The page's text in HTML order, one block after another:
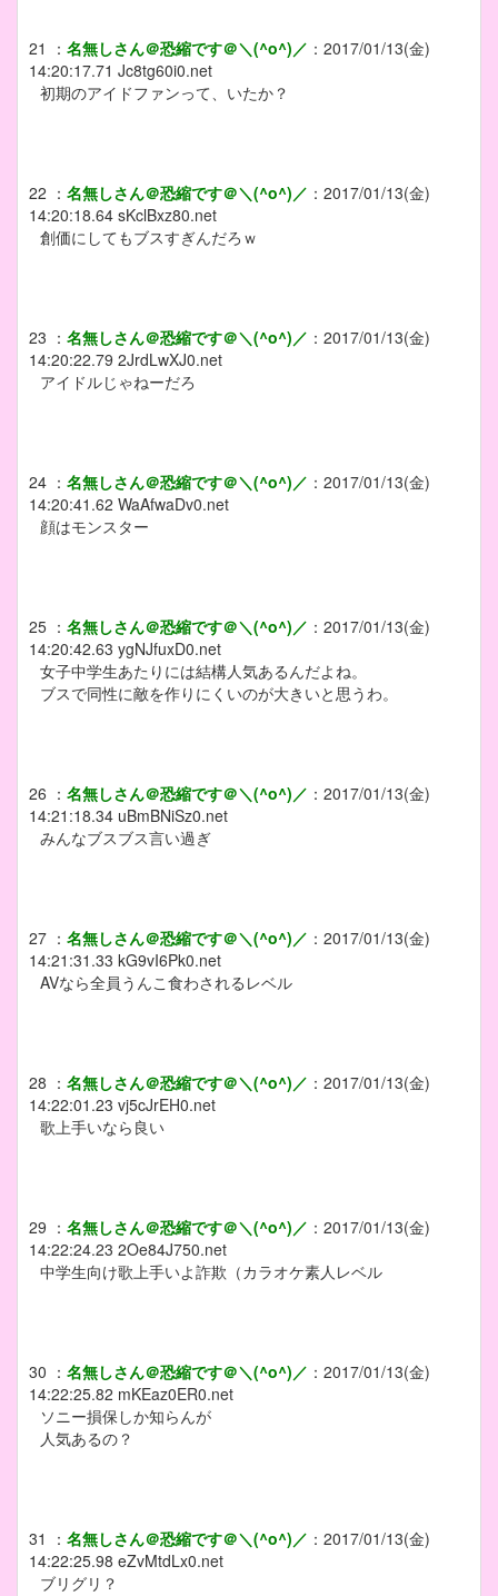
21 ： 名無しさん＠恐縮です＠＼(^o^)／ ： 2017/01/13(金)
14:20:17.71 Jc8tg60i0.net
初期のアイドファンって、いたか？
22 ： 名無しさん＠恐縮です＠＼(^o^)／ ： 2017/01/13(金)
14:20:18.64 sKclBxz80.net
創価にしてもブスすぎんだろｗ
23 ： 名無しさん＠恐縮です＠＼(^o^)／ ： 2017/01/13(金)
14:20:22.79 2JrdLwXJ0.net
アイドルじゃねーだろ
24 ： 名無しさん＠恐縮です＠＼(^o^)／ ： 2017/01/13(金)
14:20:41.62 WaAfwaDv0.net
顔はモンスター
25 ： 名無しさん＠恐縮です＠＼(^o^)／ ： 2017/01/13(金)
14:20:42.63 ygNJfuxD0.net
女子中学生あたりには結構人気あるんだよね。
ブスで同性に敵を作りにくいのが大きいと思うわ。
26 ： 名無しさん＠恐縮です＠＼(^o^)／ ： 2017/01/13(金)
14:21:18.34 uBmBNiSz0.net
みんなブスブス言い過ぎ
27 ： 名無しさん＠恐縮です＠＼(^o^)／ ： 2017/01/13(金)
14:21:31.33 kG9vI6Pk0.net
AVなら全員うんこ食わされるレベル
28 ： 名無しさん＠恐縮です＠＼(^o^)／ ： 2017/01/13(金)
14:22:01.23 vj5cJrEH0.net
歌上手いなら良い
29 ： 名無しさん＠恐縮です＠＼(^o^)／ ： 2017/01/13(金)
14:22:24.23 2Oe84J750.net
中学生向け歌上手いよ詐欺（カラオケ素人レベル
30 ： 名無しさん＠恐縮です＠＼(^o^)／ ： 2017/01/13(金)
14:22:25.82 mKEaz0ER0.net
ソニー損保しか知らんが
人気あるの？
31 ： 名無しさん＠恐縮です＠＼(^o^)／ ： 2017/01/13(金)
14:22:25.98 eZvMtdLx0.net
ブリグリ？